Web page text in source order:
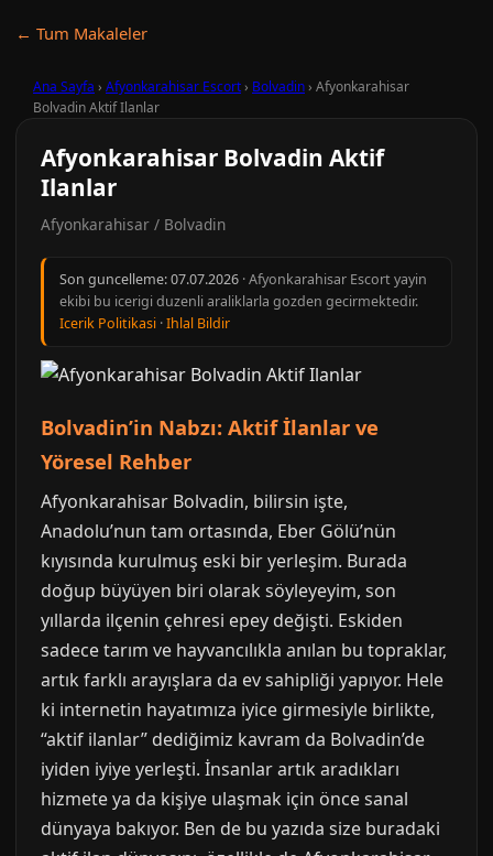
← Tum Makaleler
Ana Sayfa › Afyonkarahisar Escort› Bolvadin› Afyonkarahisar
Bolvadin Aktif Ilanlar
Afyonkarahisar Bolvadin Aktif
Ilanlar
Afyonkarahisar / Bolvadin
Son guncelleme:07.07.2026 · Afyonkarahisar Escort yayin
ekibi bu icerigi duzenli araliklarla gozden gecirmektedir.
Icerik Politikasi ·Ihlal Bildir
Bolvadin’in Nabzı: Aktif İlanlar ve
Yöresel Rehber
Afyonkarahisar Bolvadin, bilirsin işte,
Anadolu’nun tam ortasında, Eber Gölü’nün
kıyısında kurulmuş eski bir yerleşim. Burada
doğup büyüyen biri olarak söyleyeyim, son
yıllarda ilçenin çehresi epey değişti. Eskiden
sadece tarım ve hayvancılıkla anılan bu topraklar,
artık farklı arayışlara da ev sahipliği yapıyor. Hele
ki internetin hayatımıza iyice girmesiyle birlikte,
“aktif ilanlar” dediğimiz kavram da Bolvadin’de
iyiden iyiye yerleşti. İnsanlar artık aradıkları
hizmete ya da kişiye ulaşmak için önce sanal
dünyaya bakıyor. Ben de bu yazıda size buradaki